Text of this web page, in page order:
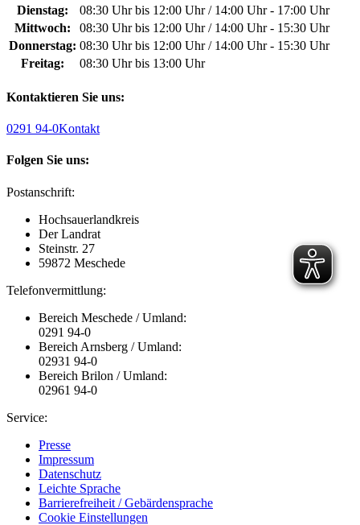
Dienstag:
08:30 Uhr bis 12:00 Uhr / 14:00 Uhr - 17:00 Uhr
Mittwoch:
08:30 Uhr bis 12:00 Uhr / 14:00 Uhr - 15:30 Uhr
Donnerstag: 08:30 Uhr bis 12:00 Uhr / 14:00 Uhr - 15:30 Uhr
Freitag:
08:30 Uhr bis 13:00 Uhr
Kontaktieren Sie uns:
0291 94-0Kontakt
Folgen Sie uns:
Postanschrift:
Hochsauerlandkreis
Der Landrat
Steinstr. 27
59872 Meschede
Telefonvermittlung:
Bereich Meschede / Umland:
0291 94-0
Bereich Arnsberg / Umland:
02931 94-0
Bereich Brilon / Umland:
02961 94-0
Service:
Presse
Impressum
Datenschutz
Leichte Sprache
Barrierefreiheit / Gebärdensprache
Cookie Einstellungen